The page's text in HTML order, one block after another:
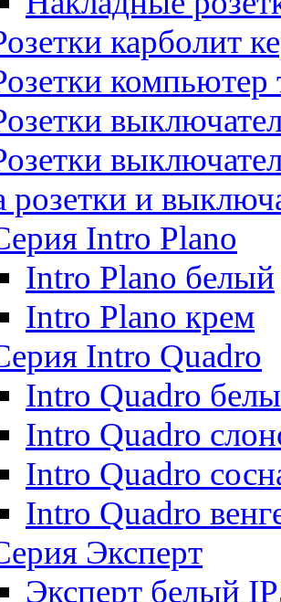
карболит
компьютер
розетки и
Intro Plano
Intro Plano белый
Intro Plano крем
Intro Quadro
Intro Quadro
Intro Quadro
Intro Quadro
Intro Quadro
Эксперт
Эксперт белый